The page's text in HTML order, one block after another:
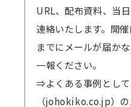
URL、配布資料、当
連絡いたします。開
までにメールが届か
一報ください。
⇒よくある事例とし
（johokiko.co.jp）